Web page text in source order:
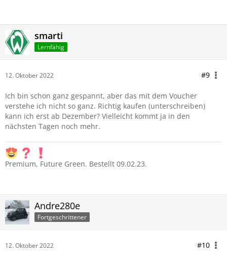
smarti
Lernfähig
12. Oktober 2022 #9
Ich bin schon ganz gespannt, aber das mit dem Voucher
verstehe ich nicht so ganz. Richtig kaufen (unterschreiben)
kann ich erst ab Dezember? Vielleicht kommt ja in den
nächsten Tagen noch mehr.
Premium, Future Green. Bestellt 09.02.23.
Andre280e
Fortgeschrittener
12. Oktober 2022 #10